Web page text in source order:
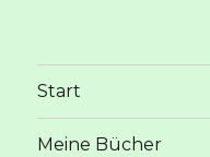
Start
Meine Bücher